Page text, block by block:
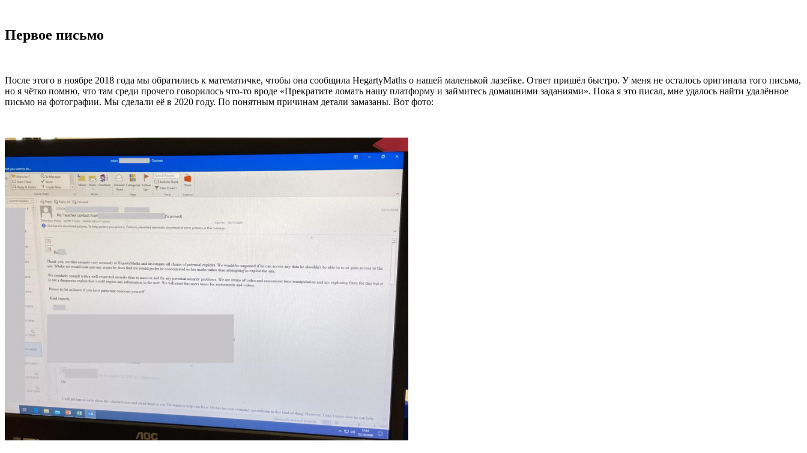
Первое письмо
После этого в ноябре 2018 года мы обратились к математичке, чтобы она сообщила HegartyMaths о нашей маленькой лазейке. Ответ пришёл быстро. У меня не осталось оригинала того письма,
но я чётко помню, что там среди прочего говорилось что-то вроде «Прекратите ломать нашу платформу и займитесь домашними заданиями». Пока я это писал, мне удалось найти удалённое
письмо на фотографии. Мы сделали её в 2020 году. По понятным причинам детали замазаны. Вот фото: